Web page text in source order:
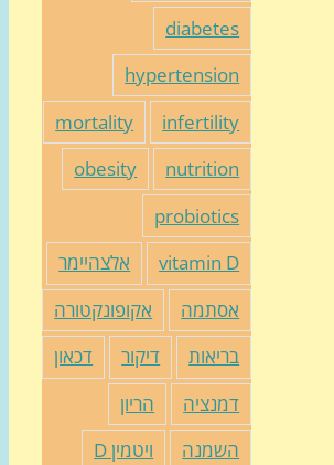
diabetes
hypertension
infertility
mortality
nutrition
obesity
probiotics
vitamin D
אלצהיימר
אסתמה
אקופונקטורה
בריאות
דיקור
דכאון
דמנציה
הריון
השמנה
ויטמין D